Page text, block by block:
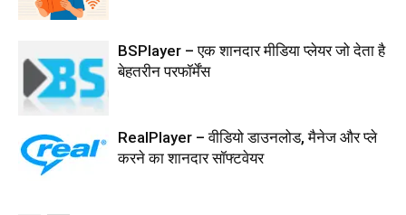
BSPlayer – एक शानदार मीडिया प्लेयर जो देता है
बेहतरीन परफॉर्मेंस
RealPlayer – वीडियो डाउनलोड, मैनेज और प्ले
करने का शानदार सॉफ्टवेयर